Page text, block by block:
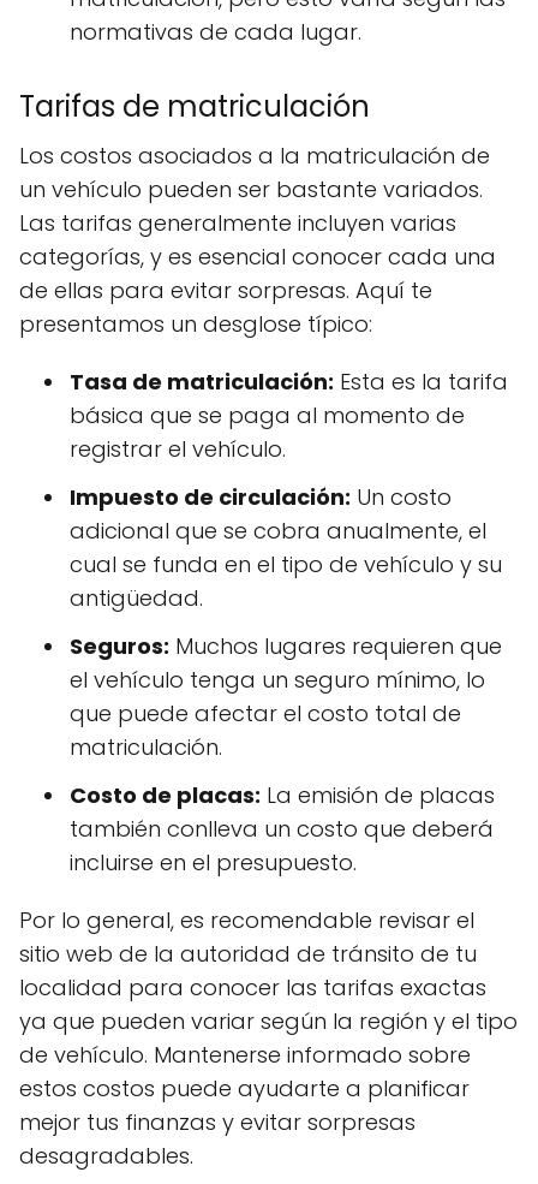
normativas de cada lugar.
Tarifas de matriculación
Los costos asociados a la matriculación de
un vehículo pueden ser bastante variados.
Las tarifas generalmente incluyen varias
categorías, y es esencial conocer cada una
de ellas para evitar sorpresas. Aquí te
presentamos un desglose típico:
Tasa de matriculación: Esta es la tarifa
básica que se paga al momento de
registrar el vehículo.
Impuesto de circulación: Un costo
adicional que se cobra anualmente, el
cual se funda en el tipo de vehículo y su
antigüedad.
Seguros: Muchos lugares requieren que
el vehículo tenga un seguro mínimo, lo
que puede afectar el costo total de
matriculación.
Costo de placas: La emisión de placas
también conlleva un costo que deberá
incluirse en el presupuesto.
Por lo general, es recomendable revisar el
sitio web de la autoridad de tránsito de tu
localidad para conocer las tarifas exactas
ya que pueden variar según la región y el tipo
de vehículo. Mantenerse informado sobre
estos costos puede ayudarte a planificar
mejor tus finanzas y evitar sorpresas
desagradables.